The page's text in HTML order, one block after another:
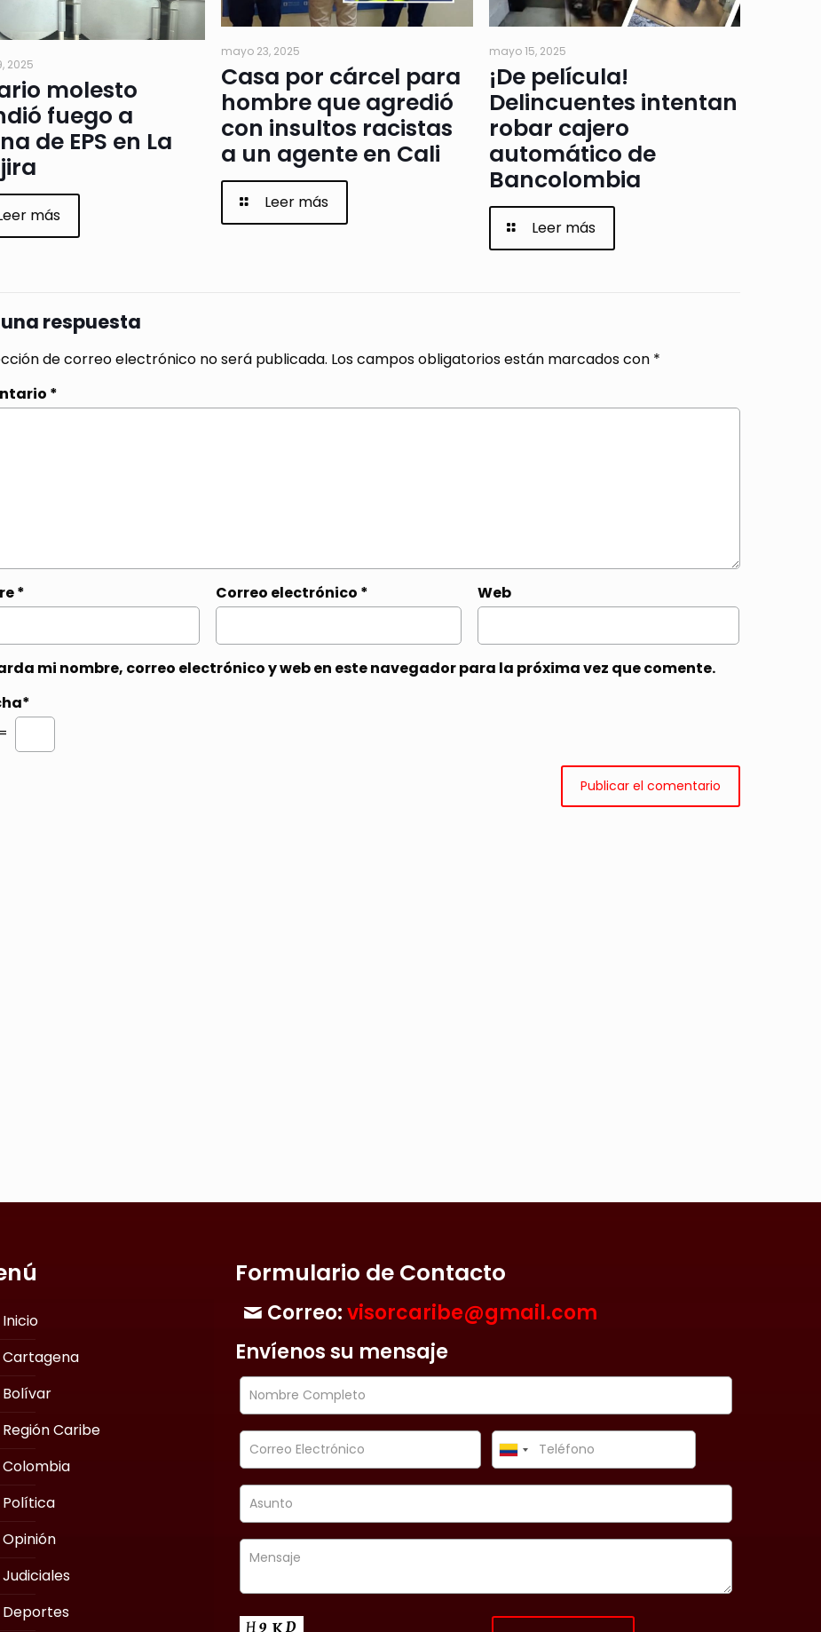
2025
molesto
fuego a
de EPS en La
más
mayo 23, 2025
Casa por cárcel para
hombre que agredió
con insultos racistas
a un agente en Cali
Leer más
mayo 15, 2025
¡De película!
Delincuentes intentan
robar cajero
automático de
Bancolombia
Leer más
respuesta
de correo electrónico no será publicada. Los campos obligatorios están marcados con *
*
* Correo electrónico * Web
mi nombre, correo electrónico y web en este navegador para la próxima vez que comente.
Inicio
Cartagena
Bolívar
Región Caribe
Colombia
Política
Opinión
Judiciales
Deportes
Formulario de Contacto
Correo:visorcaribe@gmail.com
Envíenos su mensaje